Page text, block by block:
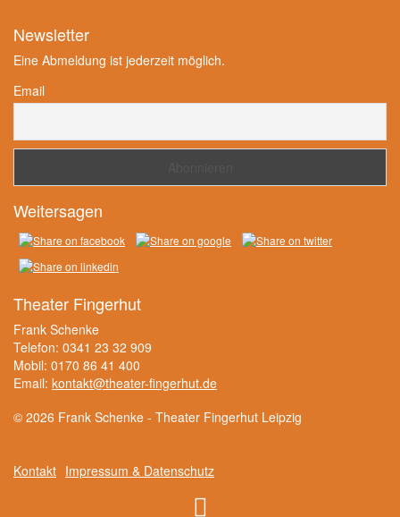
Newsletter
Eine Abmeldung ist jederzeit möglich.
Email
Weitersagen
Theater Fingerhut
Frank Schenke
Telefon: 0341 23 32 909
Mobil: 0170 86 41 400
Email: kontakt@theater-fingerhut.de
© 2026 Frank Schenke - Theater Fingerhut Leipzig
Kontakt Impressum & Datenschutz